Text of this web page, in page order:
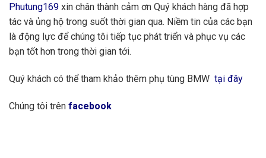
Phutung169 xin chân thành cảm ơn Quý khách hàng đã hợp
tác và ủng hộ trong suốt thời gian qua. Niềm tin của các bạn
là động lực để chúng tôi tiếp tục phát triển và phục vụ các
bạn tốt hơn trong thời gian tới.
Quý khách có thể tham khảo thêm phụ tùng BMW tại đây
Chúng tôi trên facebook